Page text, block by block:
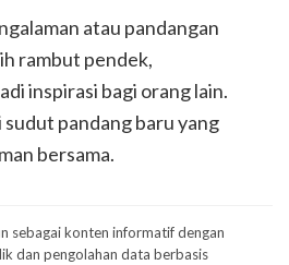
atau pandangan
rambut pendek,
inspirasi bagi orang lain.
pandang baru yang
bersama.
sebagai konten informatif dengan
dan pengolahan data berbasis